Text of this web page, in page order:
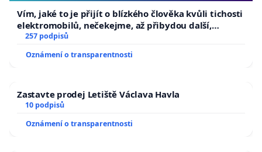
Vím, jaké to je přijít o blízkého člověka kvůli tichosti
elektromobilů, nečekejme, až přibydou další,
zaveďme slyšitelná auta!
257 podpisů
Oznámení o transparentnosti
Zastavte prodej Letiště Václava Havla
10 podpisů
Oznámení o transparentnosti